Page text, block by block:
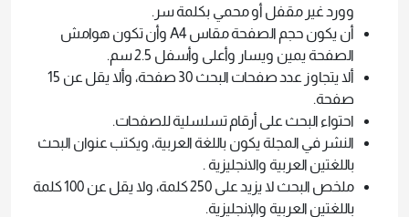
وورد غير مقفل أو محمي بكلمة سر.
أن يكون حجم الصفحة مقاس A4 وأن تكون هوامش
الصفحة يمين ويسار وأعلى وأسفل 2.5 سم.
ألا يتجاوز عدد صفحات البحث 30 صفحة، وألا يقل عن 15
صفحة.
احتواء البحث على أرقام تسلسلية للصفحات.
النشر في المجلة يكون باللغة العربية، ويكتب عنوان البحث
باللغتين العربية والانجليزية .
ملخص البحث لا يزيد على 250 كلمة، ولا يقل عن 100 كلمة
باللغتين العربية والإنجليزية.